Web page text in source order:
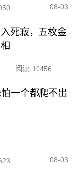
08-03
死寂，五枚金
阅读 10456
一个都爬不出
08-03